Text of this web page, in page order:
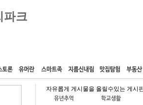
속도패치 웹호스팅 공동구매
자유롭게 게시물을 올릴수있는 게시